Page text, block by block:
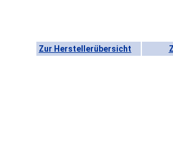
Zur Herstellerübersicht